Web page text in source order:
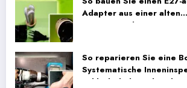
Adapter aus einer alten
Energiesparlampe
So reparieren Sie eine
Systematische
Fehlerbehebung bei der